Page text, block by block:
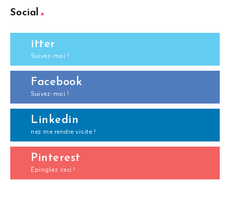
Social
itter
Suivez-moi !
Facebook
Suivez-moi !
Linkedin
nez me rendre visite !
Pinterest
Épinglez ceci !